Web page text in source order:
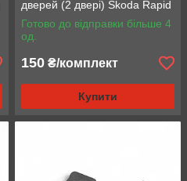
дверей (2 двері) Skoda Rapid
Готово до відправки більше 4
од.
150 ₴/комплект
Купити